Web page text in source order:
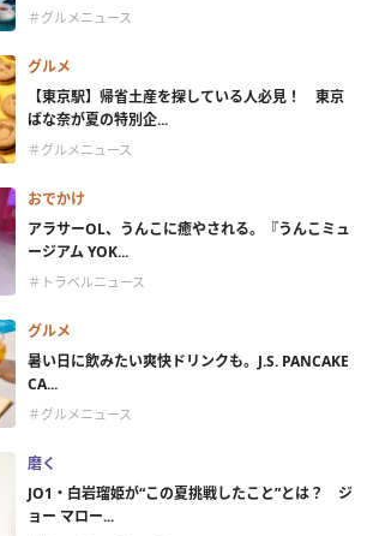
＃グルメニュース
グルメ
【東京駅】帰省土産を探している人必見！ 東京
ばな奈が夏の特別企...
＃グルメニュース
おでかけ
アラサーOL、うんこに癒やされる。『うんこミュ
ージアム YOK...
＃トラベルニュース
グルメ
暑い日に飲みたい爽快ドリンクも。J.S. PANCAKE
CA...
＃グルメニュース
磨く
JO1・白岩瑠姫が“この夏挑戦したこと”とは？ ジ
ョー マロー...